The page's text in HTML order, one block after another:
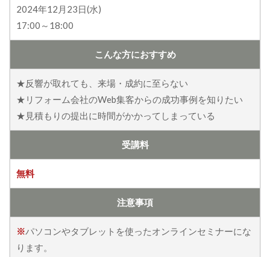
2024年12月23日(水)
17:00～18:00
こんな方におすすめ
★反響が取れても、来場・成約に至らない
★リフォーム会社のWeb集客からの成功事例を知りたい
★見積もりの提出に時間がかかってしまっている
受講料
無料
注意事項
※パソコンやタブレットを使ったオンラインセミナーにな
ります。